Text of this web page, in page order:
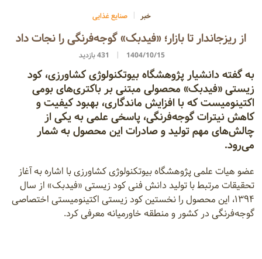
خبر صنایع غذایی
از ریزجاندار تا بازار؛ «فیدبک» گوجه‌فرنگی را نجات داد
1404/10/15 431 بازدید
به گفته دانشیار پژوهشگاه بیوتکنولوژی کشاورزی، کود
زیستی «فیدبک» محصولی مبتنی بر باکتری‌های بومی
اکتینومیست که با افزایش ماندگاری، بهبود کیفیت و
کاهش نیترات گوجه‌فرنگی، پاسخی علمی به یکی از
چالش‌های مهم تولید و صادرات این محصول به شمار
می‌رود.
عضو هیات علمی پژوهشگاه بیوتکنولوژی کشاورزی با اشاره به آغاز
تحقیقات مرتبط با تولید دانش فنی کود زیستی «فیدبک» از سال
۱۳۹۴، این محصول را نخستین کود زیستی اکتینومیستی اختصاصی
گوجه‌فرنگی در کشور و منطقه خاورمیانه معرفی کرد.